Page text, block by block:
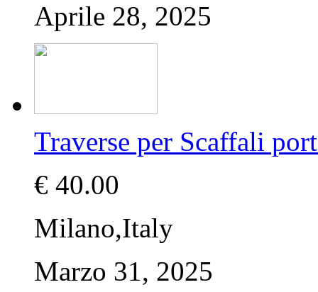
Aprile 28, 2025
Traverse per Scaffali
€ 40.00
Milano,Italy
Marzo 31, 2025